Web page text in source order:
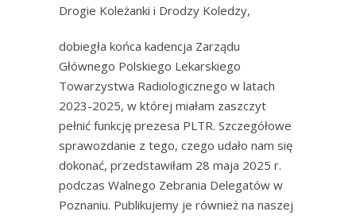
Drogie Koleżanki i Drodzy Koledzy,
dobiegła końca kadencja Zarządu
Głównego Polskiego Lekarskiego
Towarzystwa Radiologicznego w latach
2023-2025, w której miałam zaszczyt
pełnić funkcję prezesa PLTR. Szczegółowe
sprawozdanie z tego, czego udało nam się
dokonać, przedstawiłam 28 maja 2025 r.
podczas Walnego Zebrania Delegatów w
Poznaniu. Publikujemy je również na naszej